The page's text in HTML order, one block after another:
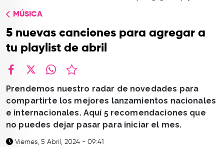
CONTACTO
MÚSICA
5 nuevas canciones para agregar a
tu playlist de abril
Prendemos nuestro radar de novedades para
compartirte los mejores lanzamientos nacionales
e internacionales. Aquí 5 recomendaciones que
no puedes dejar pasar para iniciar el mes.
Viernes, 5 Abril, 2024 - 09:41